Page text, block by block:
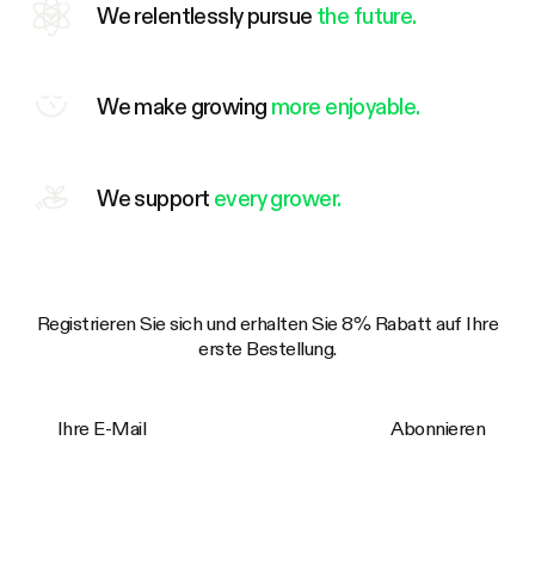
We relentlessly pursue the future.
We make growing more enjoyable.
We support every grower.
Registrieren Sie sich und erhalten Sie 8% Rabatt auf Ihre
erste Bestellung.
Abonnieren